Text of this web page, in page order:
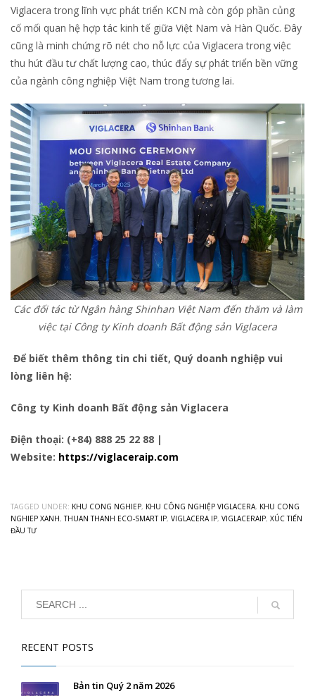
Viglacera trong lĩnh vực phát triển KCN mà còn góp phần củng
cố mối quan hệ hợp tác kinh tế giữa Việt Nam và Hàn Quốc. Đây
cũng là minh chứng rõ nét cho nỗ lực của Viglacera trong việc
thu hút đầu tư chất lượng cao, thúc đẩy sự phát triển bền vững
của ngành công nghiệp Việt Nam trong tương lai.
Các đối tác từ Ngân hàng Shinhan Việt Nam đến thăm và làm
việc tại Công ty Kinh doanh Bất động sản Viglacera
Để biết thêm thông tin chi tiết, Quý doanh nghiệp vui
lòng liên hệ:
Công ty Kinh doanh Bất động sản Viglacera
Điện thoại: (+84) 888 25 22 88 |
Website: https://viglaceraip.com
TAGGED UNDER: KHU CONG NGHIEP, KHU CÔNG NGHIỆP VIGLACERA, KHU CONG
NGHIEP XANH,THUAN THANH ECO-SMART IP, VIGLACERA IP, VIGLACERAIP, XÚC TIẾN
ĐẦU TƯ
RECENT POSTS
Bản tin Quý 2 năm 2026